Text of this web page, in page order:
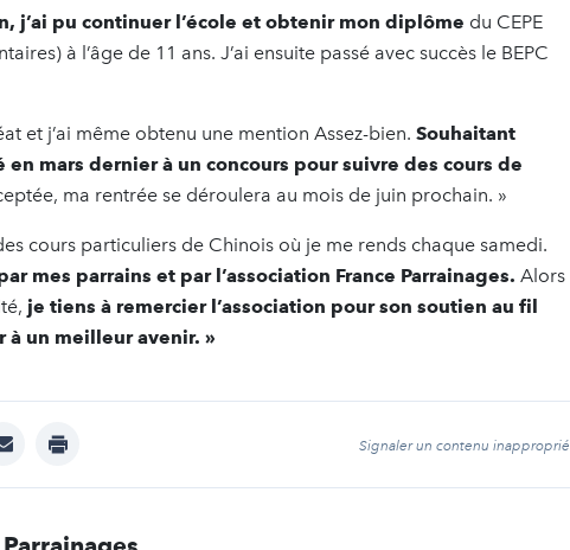
j’ai pu continuer l’école et obtenir mon diplôme du CEPE
à l’âge de 11 ans. J’ai ensuite passé avec succès le BEPC
et j’ai même obtenu une mention Assez-bien. Souhaitant
mars dernier à un concours pour suivre des cours de
ma rentrée se déroulera au mois de juin prochain. »
cours particuliers de Chinois où je me rends chaque samedi.
mes parrains et par l’association France Parrainages. Alors
je tiens à remercier l’association pour son soutien au fil
à un meilleur avenir. »
mail print Signaler un contenu inapproprié